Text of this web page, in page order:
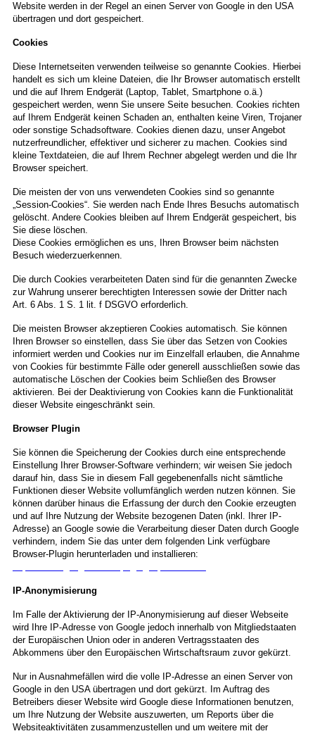
Website werden in der Regel an einen Server von Google in den USA
übertragen und dort gespeichert.
Cookies
Diese Internetseiten verwenden teilweise so genannte Cookies. Hierbei
handelt es sich um kleine Dateien, die Ihr Browser automatisch erstellt
und die auf Ihrem Endgerät (Laptop, Tablet, Smartphone o.ä.)
gespeichert werden, wenn Sie unsere Seite besuchen. Cookies richten
auf Ihrem Endgerät keinen Schaden an, enthalten keine Viren, Trojaner
oder sonstige Schadsoftware. Cookies dienen dazu, unser Angebot
nutzerfreundlicher, effektiver und sicherer zu machen. Cookies sind
kleine Textdateien, die auf Ihrem Rechner abgelegt werden und die Ihr
Browser speichert.
Die meisten der von uns verwendeten Cookies sind so genannte
„Session-Cookies“. Sie werden nach Ende Ihres Besuchs automatisch
gelöscht. Andere Cookies bleiben auf Ihrem Endgerät gespeichert, bis
Sie diese löschen.
Diese Cookies ermöglichen es uns, Ihren Browser beim nächsten
Besuch wiederzuerkennen.
Die durch Cookies verarbeiteten Daten sind für die genannten Zwecke
zur Wahrung unserer berechtigten Interessen sowie der Dritter nach
Art. 6 Abs. 1 S. 1 lit. f DSGVO erforderlich.
Die meisten Browser akzeptieren Cookies automatisch. Sie können
Ihren Browser so einstellen, dass Sie über das Setzen von Cookies
informiert werden und Cookies nur im Einzelfall erlauben, die Annahme
von Cookies für bestimmte Fälle oder generell ausschließen sowie das
automatische Löschen der Cookies beim Schließen des Browser
aktivieren. Bei der Deaktivierung von Cookies kann die Funktionalität
dieser Website eingeschränkt sein.
Browser Plugin
Sie können die Speicherung der Cookies durch eine entsprechende
Einstellung Ihrer Browser-Software verhindern; wir weisen Sie jedoch
darauf hin, dass Sie in diesem Fall gegebenenfalls nicht sämtliche
Funktionen dieser Website vollumfänglich werden nutzen können. Sie
können darüber hinaus die Erfassung der durch den Cookie erzeugten
und auf Ihre Nutzung der Website bezogenen Daten (inkl. Ihrer IP-
Adresse) an Google sowie die Verarbeitung dieser Daten durch Google
verhindern, indem Sie das unter dem folgenden Link verfügbare
Browser-Plugin herunterladen und installieren:
IP-Anonymisierung
Im Falle der Aktivierung der IP-Anonymisierung auf dieser Webseite
wird Ihre IP-Adresse von Google jedoch innerhalb von Mitgliedstaaten
der Europäischen Union oder in anderen Vertragsstaaten des
Abkommens über den Europäischen Wirtschaftsraum zuvor gekürzt.
Nur in Ausnahmefällen wird die volle IP-Adresse an einen Server von
Google in den USA übertragen und dort gekürzt. Im Auftrag des
Betreibers dieser Website wird Google diese Informationen benutzen,
um Ihre Nutzung der Website auszuwerten, um Reports über die
Websiteaktivitäten zusammenzustellen und um weitere mit der